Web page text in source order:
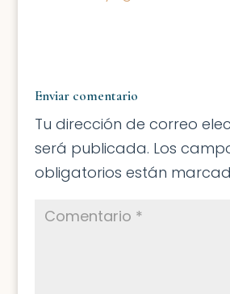
Enviar comentario
Tu dirección de correo
será publicada. Los
obligatorios están